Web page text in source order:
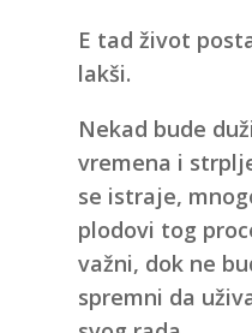
E tad život
lakši.
Nekad bude
vremena i
se istraje,
plodovi tog
važni, dok ne
spremni da